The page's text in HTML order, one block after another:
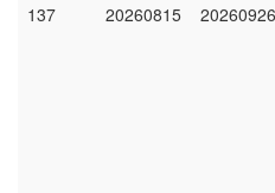
137 20260815 20260926